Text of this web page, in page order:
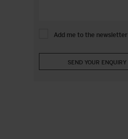
Add me to the newsletter